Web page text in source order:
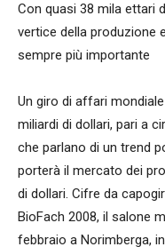
Con quasi 38 mila ettari
vertice della produzione
sempre più importante
Un giro di affari
miliardi di dollari, pari a
che parlano di un trend
porterà il mercato dei
di dollari. Cifre da
BioFach 2008, il salone
febbraio a Norimberga,